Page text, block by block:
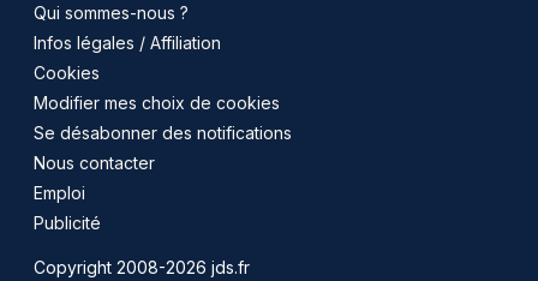
Qui sommes-nous ?
Infos légales / Affiliation
Cookies
Modifier mes choix de cookies
Se désabonner des notifications
Nous contacter
Emploi
Publicité
Copyright 2008-2026 jds.fr